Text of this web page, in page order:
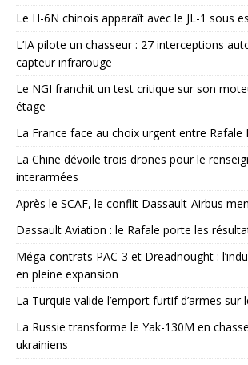
Le H-6N chinois apparaît avec le JL-1 sous
L’IA pilote un chasseur : 27 interceptions
capteur infrarouge
Le NGI franchit un test critique sur son
étage
La France face au choix urgent entre Rafale
La Chine dévoile trois drones pour le
interarmées
Après le SCAF, le conflit Dassault-Airbus
Dassault Aviation : le Rafale porte les
Méga-contrats PAC-3 et Dreadnought :
en pleine expansion
La Turquie valide l’emport furtif d’armes sur
La Russie transforme le Yak-130M en
ukrainiens